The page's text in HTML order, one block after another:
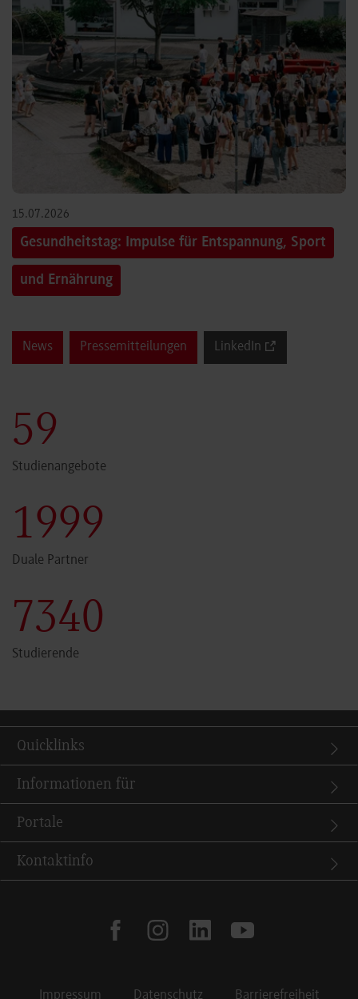
15.07.2026
Gesundheitstag: Impulse für Entspannung, Sport
und Ernährung
News Pressemitteilungen LinkedIn
60
Studienangebote
2000
Duale Partner
7341
Studierende
Quicklinks
Informationen für
Portale
Kontaktinfo
facebookinstagramlinkedin youtube